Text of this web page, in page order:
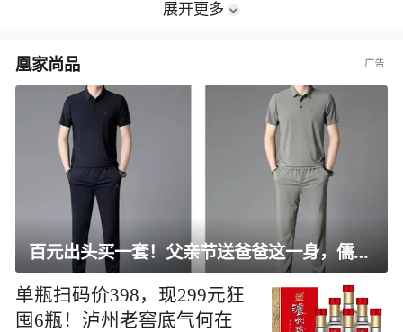
展开更多
凰家尚品
百元出头买一套！父亲节送爸爸这一身，儒雅有型还凉爽
单瓶扫码价398，现299元狂
囤6瓶！泸州老窖底气何在